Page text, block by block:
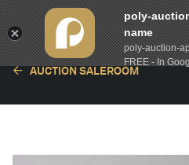
AUCTION SALEROOM
poly-
name
poly-auction-
FREE - In